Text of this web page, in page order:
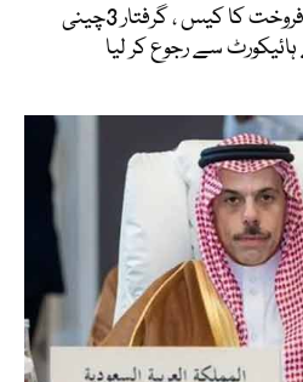
انسانی اعضا کی غیر قانونی فروخت کا کیس ، گرفتار 3چینی
سے رجوع کر لیا